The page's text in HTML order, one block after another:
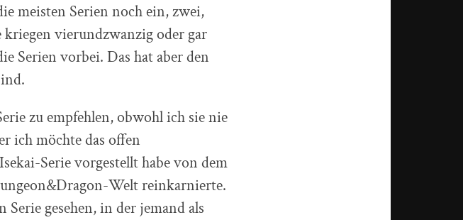
meisten Serien noch ein, zwei,
vierundzwanzig oder gar
Serien vorbei. Das hat aber den
zu empfehlen, obwohl ich sie nie
ich möchte das offen
Serie vorgestellt habe von dem
Welt reinkarnierte.
Serie gesehen, in der jemand als